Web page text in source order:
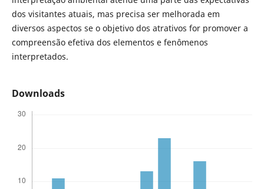
dos visitantes atuais, mas precisa ser melhorada em
diversos aspectos se o objetivo dos atrativos for promover a
compreensão efetiva dos elementos e fenômenos
interpretados.
Downloads